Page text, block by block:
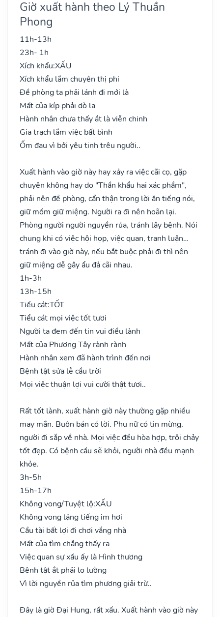
Giờ xuất hành theo Lý Thuần
Phong
11h-13h
23h- 1h
Xích khẩu:XẤU
Xích khẩu lắm chuyên thị phi
Đề phòng ta phải lánh đi mới là
Mất của kíp phải dò la
Hành nhân chưa thấy ắt là viễn chinh
Gia trạch lắm việc bất bình
Ốm đau vì bởi yêu tinh trêu người..
Xuất hành vào giờ này hay xảy ra việc cãi cọ, gặp
chuyện không hay do "Thần khẩu hại xác phầm",
phải nên đề phòng, cẩn thận trong lời ăn tiếng nói,
giữ mồm giữ miệng. Người ra đi nên hoãn lại.
Phòng người người nguyền rủa, tránh lây bệnh. Nói
chung khi có việc hội họp, việc quan, tranh luận…
tránh đi vào giờ này, nếu bắt buộc phải đi thì nên
giữ miệng dễ gây ẩu đả cãi nhau.
1h-3h
13h-15h
Tiểu cát:TỐT
Tiểu cát mọi việc tốt tươi
Người ta đem đến tin vui điều lành
Mất của Phương Tây rành rành
Hành nhân xem đã hành trình đến nơi
Bệnh tật sửa lễ cầu trời
Mọi việc thuận lợi vui cười thật tươi..
Rất tốt lành, xuất hành giờ này thường gặp nhiều
may mắn. Buôn bán có lời. Phụ nữ có tin mừng,
người đi sắp về nhà. Mọi việc đều hòa hợp, trôi chảy
tốt đẹp. Có bệnh cầu sẽ khỏi, người nhà đều mạnh
khỏe.
3h-5h
15h-17h
Không vong/Tuyệt lộ:XẤU
Không vong lặng tiếng im hơi
Cầu tài bất lợi đi chơi vắng nhà
Mất của tìm chẳng thấy ra
Việc quan sự xấu ấy là Hình thương
Bệnh tật ắt phải lo lường
Vì lời nguyền rủa tìm phương giải trừ..
Đây là giờ Đại Hung, rất xấu. Xuất hành vào giờ này